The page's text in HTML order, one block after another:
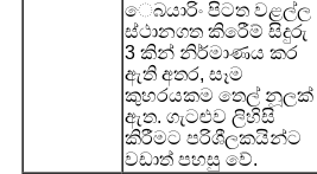
ෙබයාරිං පිටත වළල්ල
ස්ථානගත කිරීෙම් සිදුරු
3 කින් නිර්මාණය කර
ඇති අතර, සෑම
කුහරයකම තෙල් නූලක්
ඇත. ගැටළුව ලිහිසි
කිරීමට පරිශීලකයින්ට
වඩාත් පහසු වේ.